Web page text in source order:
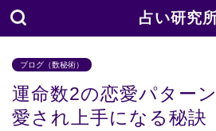
占い研究
ブログ（数秘術）
運命数2の恋愛パター
愛され上手になる秘訣